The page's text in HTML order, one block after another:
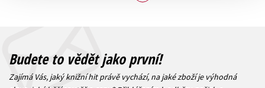
Budete to vědět jako první!
Zajímá Vás, jaký knižní hit právě vychází, na jaké zboží je výhodná